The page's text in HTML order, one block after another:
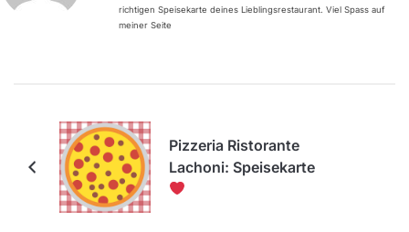
richtigen Speisekarte deines Lieblingsrestaurant. Viel Spass auf
meiner Seite
Pizzeria Ristorante
Lachoni: Speisekarte